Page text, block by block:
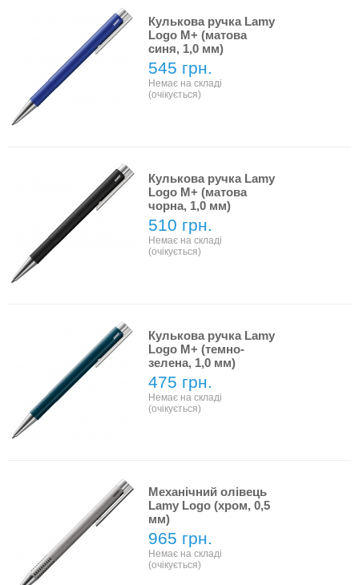
Кулькова ручка Lamy
Logo M+ (матова
синя, 1,0 мм)
545 грн.
Немає на складі
(очікується)
Кулькова ручка Lamy
Logo M+ (матова
чорна, 1,0 мм)
510 грн.
Немає на складі
(очікується)
Кулькова ручка Lamy
Logo M+ (темно-
зелена, 1,0 мм)
475 грн.
Немає на складі
(очікується)
Механічний олівець
Lamy Logo (хром, 0,5
мм)
965 грн.
Немає на складі
(очікується)